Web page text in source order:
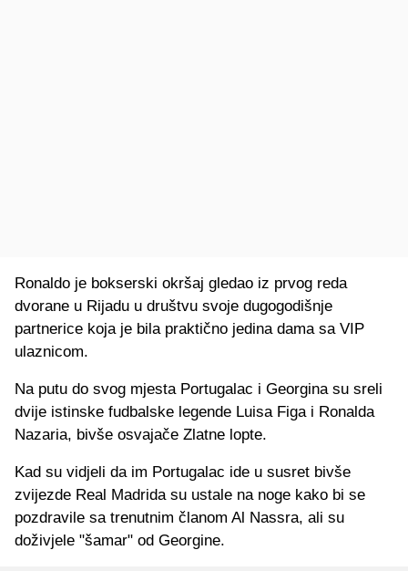
Ronaldo je bokserski okršaj gledao iz prvog reda
dvorane u Rijadu u društvu svoje dugogodišnje
partnerice koja je bila praktično jedina dama sa VIP
ulaznicom.
Na putu do svog mjesta Portugalac i Georgina su sreli
dvije istinske fudbalske legende Luisa Figa i Ronalda
Nazaria, bivše osvajače Zlatne lopte.
Kad su vidjeli da im Portugalac ide u susret bivše
zvijezde Real Madrida su ustale na noge kako bi se
pozdravile sa trenutnim članom Al Nassra, ali su
doživjele "šamar" od Georgine.